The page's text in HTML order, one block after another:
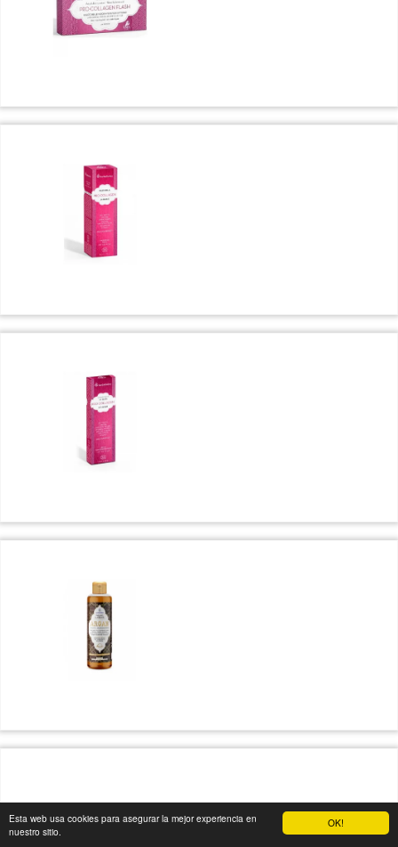
OK!
Esta web usa cookies para asegurar la mejor experiencia en
nuestro sitio.